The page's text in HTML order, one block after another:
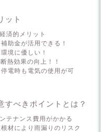
ット
済的メリット
助金が活用できる！
境に優しい！
熱効果の向上！！
電時も電気の使用が可
すべきポイントとは？
テナンス費用がかかる
材により雨漏りのリスク